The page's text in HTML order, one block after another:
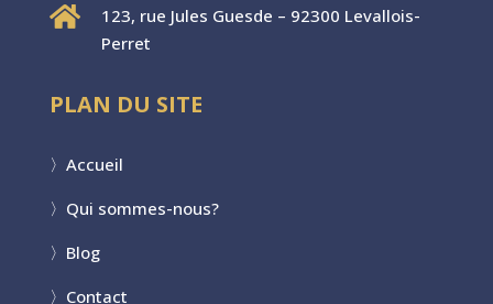

123, rue Jules Guesde – 92300 Levallois-
Perret
PLAN DU SITE
〉 Accueil
〉 Qui sommes-nous?
〉 Blog
〉 Contact